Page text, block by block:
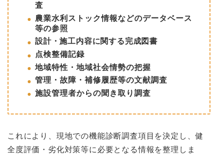
査
農業水利ストック情報などのデータベース
等の参照
設計・施工内容に関する完成図書
点検整備記録
地域特性・地域社会情勢の把握
管理・故障・補修履歴等の文献調査
施設管理者からの聞き取り調査
これにより、現地での機能診断調査項目を決定し、健
全度評価・劣化対策等に必要となる情報を整理しま